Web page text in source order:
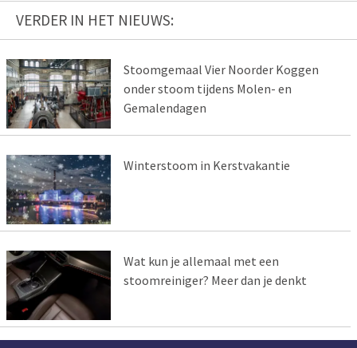
VERDER IN HET NIEUWS:
Stoomgemaal Vier Noorder Koggen
onder stoom tijdens Molen- en
Gemalendagen
Winterstoom in Kerstvakantie
Wat kun je allemaal met een
stoomreiniger? Meer dan je denkt